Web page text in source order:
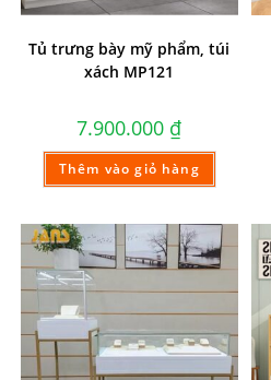
Tủ trưng bày mỹ phẩm, túi
xách MP121
7.900.000 ₫
Thêm vào giỏ hàng